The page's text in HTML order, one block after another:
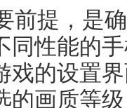
前提，是
同性能的
戏的设置
的画质等